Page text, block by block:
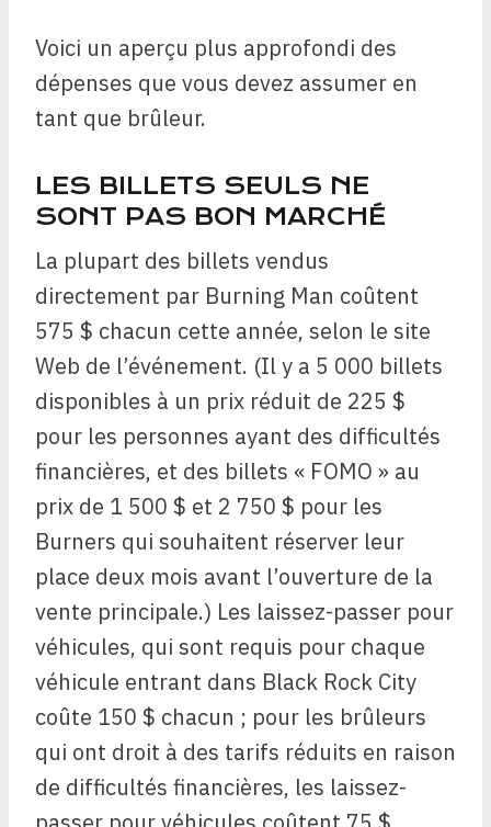
Voici un aperçu plus approfondi des
dépenses que vous devez assumer en
tant que brûleur.
LES BILLETS SEULS NE
SONT PAS BON MARCHÉ
La plupart des billets vendus
directement par Burning Man coûtent
575 $ chacun cette année, selon le site
Web de l’événement. (Il y a 5 000 billets
disponibles à un prix réduit de 225 $
pour les personnes ayant des difficultés
financières, et des billets « FOMO » au
prix de 1 500 $ et 2 750 $ pour les
Burners qui souhaitent réserver leur
place deux mois avant l’ouverture de la
vente principale.) Les laissez-passer pour
véhicules, qui sont requis pour chaque
véhicule entrant dans Black Rock City
coûte 150 $ chacun ; pour les brûleurs
qui ont droit à des tarifs réduits en raison
de difficultés financières, les laissez-